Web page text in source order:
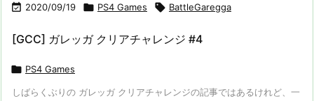
 2020/09/19  PS4 Games  BattleGaregga
[GCC] ガレッガ クリアチャレンジ #4
 PS4 Games
しばらくぶりの ガレッガ クリアチャレンジの記事ではあるけれど、一